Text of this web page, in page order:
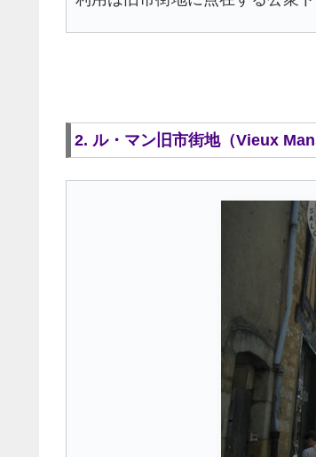
2. ル・マン旧市街地（Vieux